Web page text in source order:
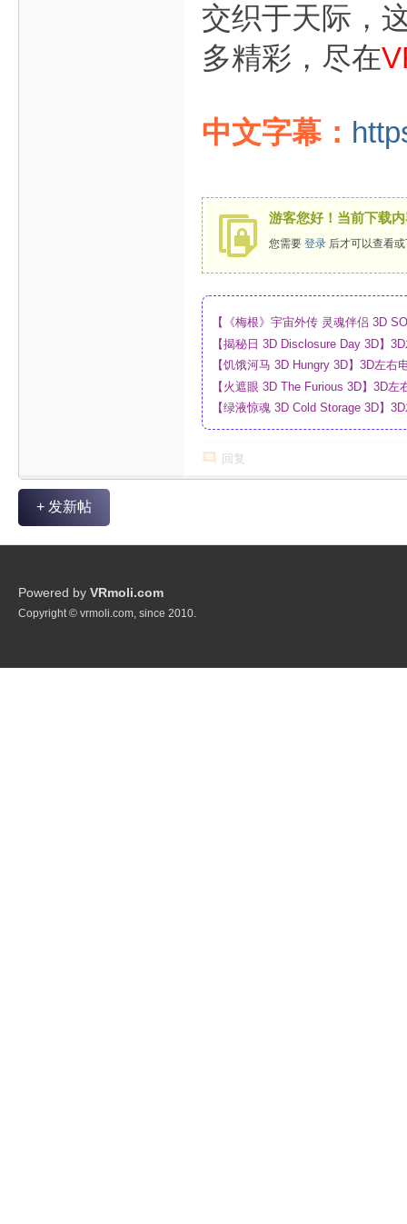
交织于天际，
多精彩，尽在
中文字幕：
游客您好！当前下载
您需要 登录 后才可以查看
【《梅根》宇宙外传 灵魂伴侣 3D
_4K_高清蓝光压制_网盘
【揭秘日 3D Disclosure Day 3D】
制_网盘
【饥饿河马 3D Hungry 3D】3D左
【火遮眼 3D The Furious 3D】3D
网盘
【绿液惊魂 3D Cold Storage 3D】
回复
+ 发新帖
Powered by VRmoli.com
Copyright © vrmoli.com, since 2010.